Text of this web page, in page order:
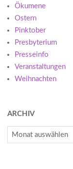
Ökumene
Ostern
Pinktober
Presbyterium
Presseinfo
Veranstaltungen
Weihnachten
ARCHIV
Archiv